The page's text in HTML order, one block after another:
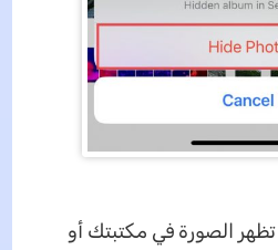
تظهر الصورة في مكتبتك أو